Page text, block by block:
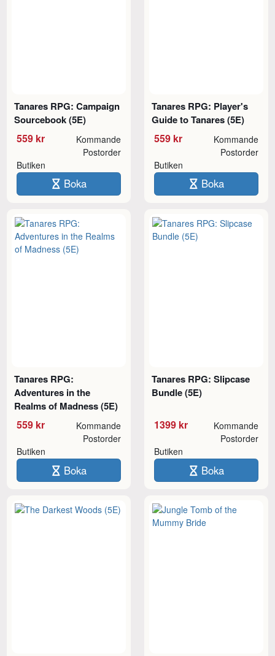
Tanares RPG: Campaign
Sourcebook (5E)
559 kr Kommande
Butiken
Postorder
Boka
Tanares RPG: Player's
Guide to Tanares (5E)
559 kr Kommande
Butiken
Postorder
Boka
Tanares RPG:
Adventures in the
Realms of Madness (5E)
559 kr Kommande
Butiken
Postorder
Boka
Tanares RPG: Slipcase
Bundle (5E)
1399 kr Kommande
Butiken
Postorder
Boka